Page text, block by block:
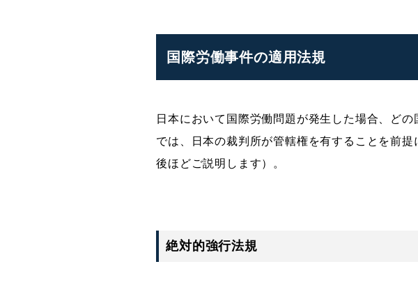
国際労働事件の適用法規
日本において国際労働問題が発生した場合、ど
では、日本の裁判所が管轄権を有することを前提
後ほどご説明します）。
絶対的強行法規